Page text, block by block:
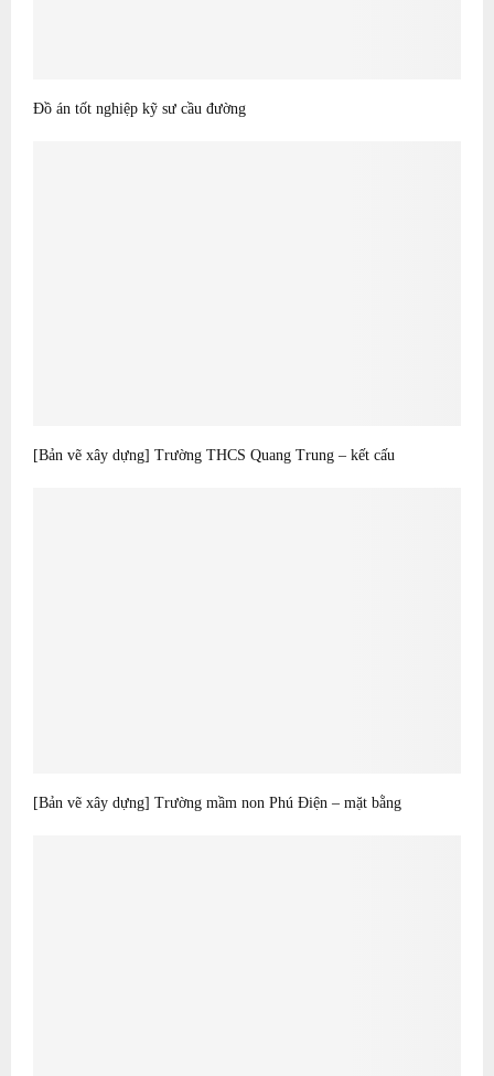
Đồ án tốt nghiệp kỹ sư cầu đường
[Bản vẽ xây dựng] Trường THCS Quang Trung – kết cấu
[Bản vẽ xây dựng] Trường mầm non Phú Điện – mặt bằng